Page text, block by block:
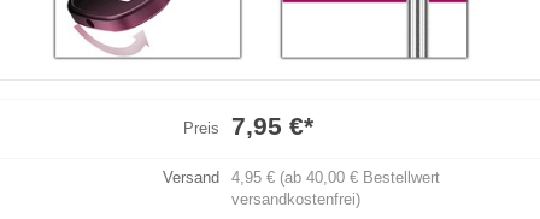
Preis 7,95 €*
Versand
4,95 € (ab 40,00 € Bestellwert
versandkostenfrei)